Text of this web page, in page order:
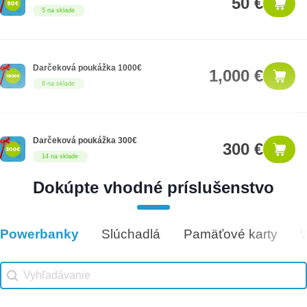
5 na sklade
8 na sklade
Darčeková poukážka 1000€ 1,000 €
14 na sklade
Darčeková poukážka 300€ 300 €
12 na sklade
Dokúpte vhodné príslušenstvo
Vhodné príslušenstvo
Powerbanky Slúchadlá Pamäťové karty
Vhodné príslušenstvo search
Search content